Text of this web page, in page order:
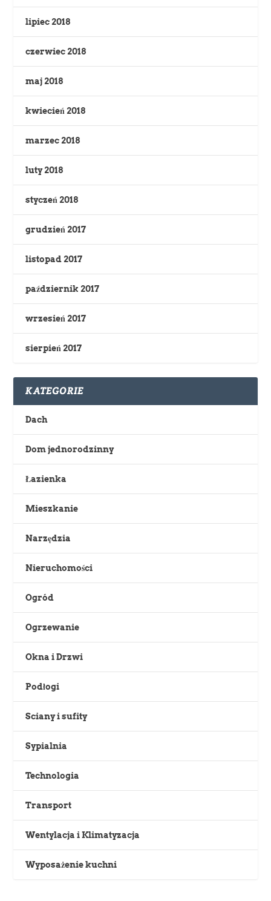
lipiec 2018
czerwiec 2018
maj 2018
kwiecień 2018
marzec 2018
luty 2018
styczeń 2018
grudzień 2017
listopad 2017
październik 2017
wrzesień 2017
sierpień 2017
KATEGORIE
Dach
Dom jednorodzinny
Łazienka
Mieszkanie
Narzędzia
Nieruchomości
Ogród
Ogrzewanie
Okna i Drzwi
Podłogi
Sciany i sufity
Sypialnia
Technologia
Transport
Wentylacja i Klimatyzacja
Wyposażenie kuchni